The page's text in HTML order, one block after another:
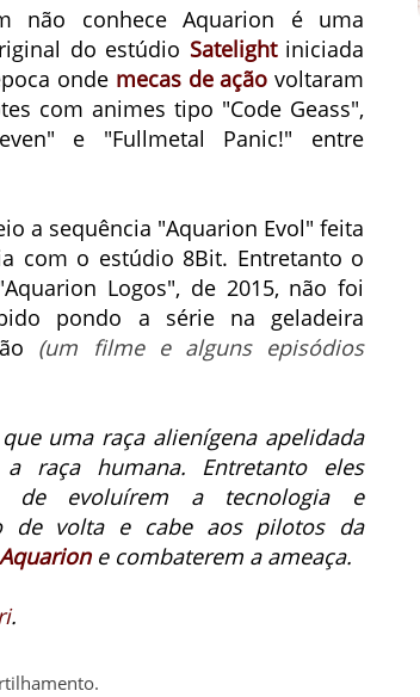
não conhece Aquarion é uma
do estúdio Satelightiniciada
onde mecas de açãovoltaram
com animes tipo "Code Geass",
e "Fullmetal Panic!" entre
a sequência "Aquarion Evol" feita
com o estúdio 8Bit. Entretanto o
Logos", de 2015, não foi
pondo a série na geladeira
(um filme e alguns episódios
uma raça alienígena apelidada
raça humana. Entretanto eles
de evoluírem a tecnologia e
de volta e cabe aos pilotos da
Aquarione combaterem a ameaça.
.